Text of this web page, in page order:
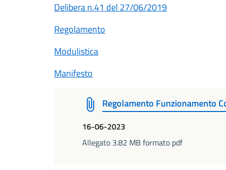
Delibera n.41 del 27/06/2019
Regolamento
Modulistica
Manifesto
Regolamento Funzionamento
16-06-2023
Allegato 3.82 MB formato pdf